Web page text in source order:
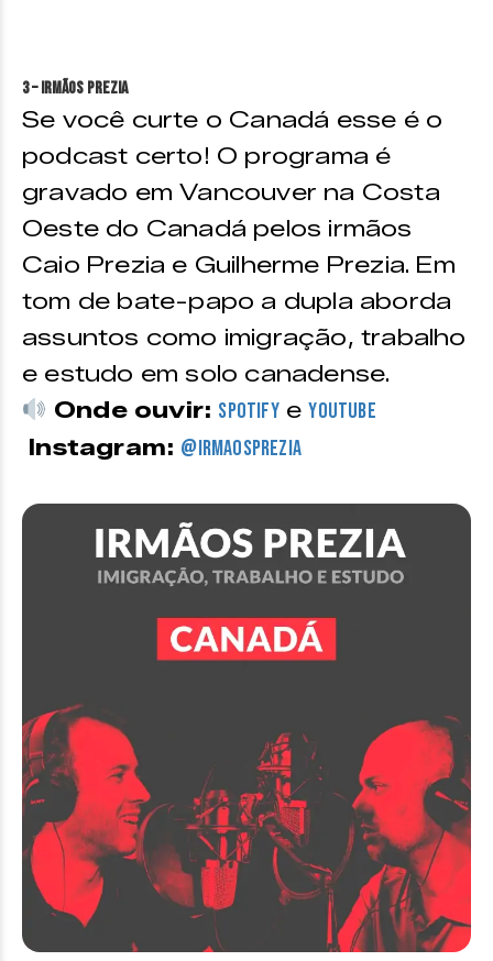
3 – Irmãos Prezia
Se você curte o Canadá esse é o
podcast certo! O programa é
gravado em Vancouver na Costa
Oeste do Canadá pelos irmãos
Caio Prezia e Guilherme Prezia. Em
tom de bate-papo a dupla aborda
assuntos como imigração, trabalho
e estudo em solo canadense.
Onde ouvir: SpotifyeYoutube
Instagram: @irmaosprezia